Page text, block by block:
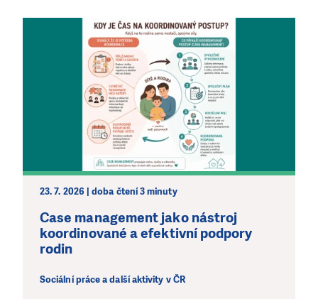
23. 7. 2026 | doba čtení 3 minuty
Case management jako nástroj
koordinované a efektivní podpory
rodin
Sociální práce a další aktivity v ČR